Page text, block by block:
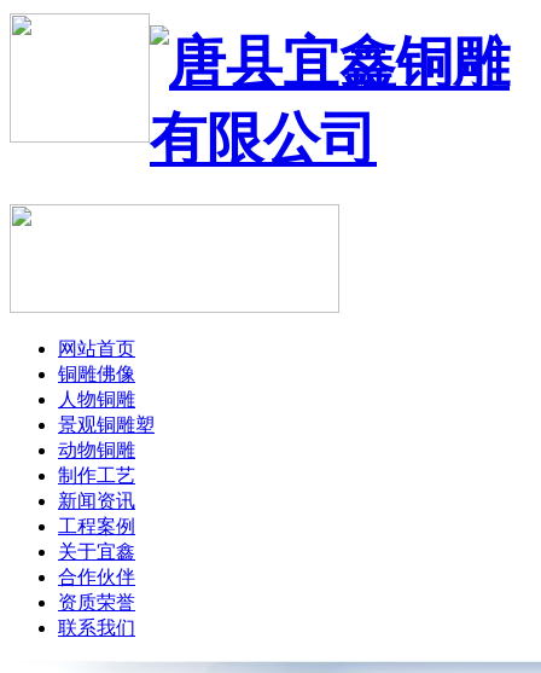
网站首页
铜雕佛像
人物铜雕
景观铜雕塑
动物铜雕
制作工艺
新闻资讯
工程案例
关于宜鑫
合作伙伴
资质荣誉
联系我们